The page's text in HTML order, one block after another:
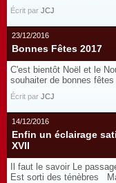
Écrit par JCJ
23/12/2016
Bonnes Fêtes 2017
C'est bientôt Noël et le
souhaiter de bonnes
Écrit par JCJ
14/12/2016
Enfin un éclairage
XVII
Il faut le savoir Le
Est sorti des ténèbres